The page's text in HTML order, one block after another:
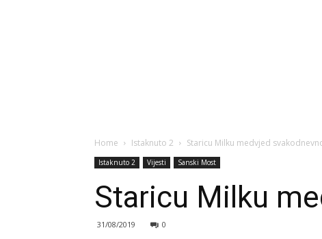
Home Istaknuto 2 Staricu Milku medvjed
Istaknuto 2 Vijesti Sanski Most
Staricu Milku
31/08/2019 0